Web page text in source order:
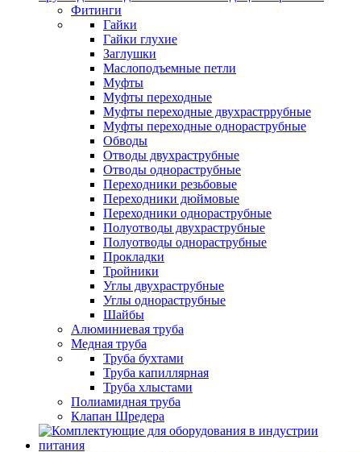
Фитинги
Гайки
Гайки глухие
Заглушки
Маслоподъемные петли
Муфты
Муфты переходные
Муфты переходные двухрастррубные
Муфты переходные однораструбные
Обводы
Отводы двухраструбные
Отводы однораструбные
Переходники резьбовые
Переходники дюймовые
Переходники однораструбные
Полуотводы двухраструбные
Полуотводы однораструбные
Прокладки
Тройники
Углы двухраструбные
Углы однораструбные
Шайбы
Алюминиевая труба
Медная труба
Труба бухтами
Труба капиллярная
Труба хлыстами
Полиамидная труба
Клапан Шредера